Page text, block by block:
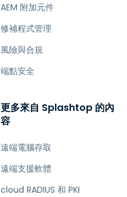
AEM 附加元件
修補程式管理
風險與合規
端點安全
更多來自 Splashtop 的內
容
遠端電腦存取
遠端支援軟體
cloud RADIUS 和 PKI